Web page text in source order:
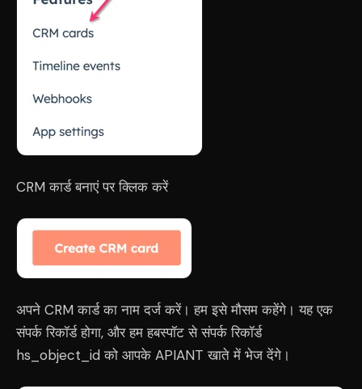
CRM कार्ड बनाएं पर क्लिक करें
अपने CRM कार्ड का नाम दर्ज करें। हम इसे मौसम कहेंगे। यह एक
संपर्क रिकॉर्ड होगा, और हम हबस्पॉट से संपर्क रिकॉर्ड
hs_object_id को आपके APIANT खाते में भेज देंगे।